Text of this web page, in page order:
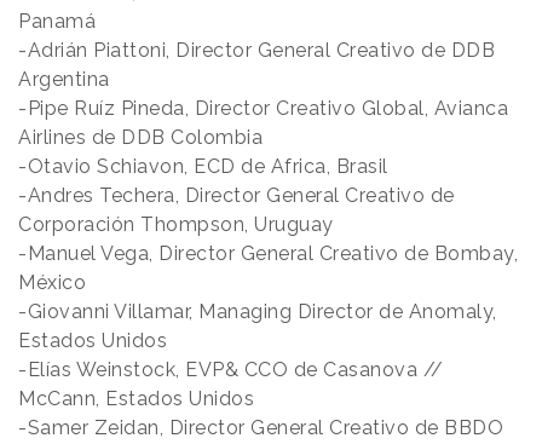
Panamá
-Adrián Piattoni, Director General Creativo de DDB
Argentina
-Pipe Ruíz Pineda, Director Creativo Global, Avianca
Airlines de DDB Colombia
-Otavio Schiavon, ECD de Africa, Brasil
-Andres Techera, Director General Creativo de
Corporación Thompson, Uruguay
-Manuel Vega, Director General Creativo de Bombay,
México
-Giovanni Villamar, Managing Director de Anomaly,
Estados Unidos
-Elías Weinstock, EVP& CCO de Casanova //
McCann, Estados Unidos
-Samer Zeidan, Director General Creativo de BBDO